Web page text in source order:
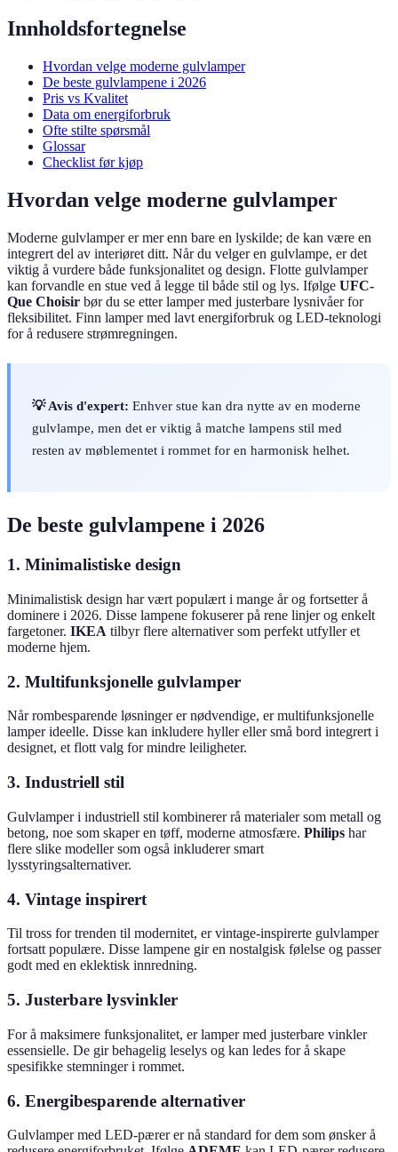
Innholdsfortegnelse
Hvordan velge moderne gulvlamper
De beste gulvlampene i 2026
Pris vs Kvalitet
Data om energiforbruk
Ofte stilte spørsmål
Glossar
Checklist før kjøp
Hvordan velge moderne gulvlamper
Moderne gulvlamper er mer enn bare en lyskilde; de kan være en
integrert del av interiøret ditt. Når du velger en gulvlampe, er det
viktig å vurdere både funksjonalitet og design. Flotte gulvlamper
kan forvandle en stue ved å legge til både stil og lys. Ifølge UFC-
Que Choisir bør du se etter lamper med justerbare lysnivåer for
fleksibilitet. Finn lamper med lavt energiforbruk og LED-teknologi
for å redusere strømregningen.
💡 Avis d'expert: Enhver stue kan dra nytte av en moderne
gulvlampe, men det er viktig å matche lampens stil med
resten av møblementet i rommet for en harmonisk helhet.
De beste gulvlampene i 2026
1. Minimalistiske design
Minimalistisk design har vært populært i mange år og fortsetter å
dominere i 2026. Disse lampene fokuserer på rene linjer og enkelt
fargetoner. IKEA tilbyr flere alternativer som perfekt utfyller et
moderne hjem.
2. Multifunksjonelle gulvlamper
Når rombesparende løsninger er nødvendige, er multifunksjonelle
lamper ideelle. Disse kan inkludere hyller eller små bord integrert i
designet, et flott valg for mindre leiligheter.
3. Industriell stil
Gulvlamper i industriell stil kombinerer rå materialer som metall og
betong, noe som skaper en tøff, moderne atmosfære. Philips har
flere slike modeller som også inkluderer smart
lysstyringsalternativer.
4. Vintage inspirert
Til tross for trenden til modernitet, er vintage-inspirerte gulvlamper
fortsatt populære. Disse lampene gir en nostalgisk følelse og passer
godt med en eklektisk innredning.
5. Justerbare lysvinkler
For å maksimere funksjonalitet, er lamper med justerbare vinkler
essensielle. De gir behagelig leselys og kan ledes for å skape
spesifikke stemninger i rommet.
6. Energibesparende alternativer
Gulvlamper med LED-pærer er nå standard for dem som ønsker å